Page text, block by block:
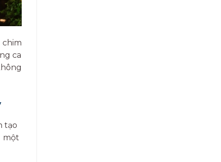
ca
tạo
một